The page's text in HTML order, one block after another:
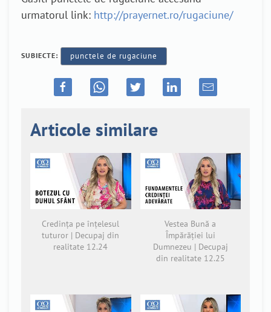
urmatorul link: http://prayernet.ro/rugaciune/
SUBIECTE: punctele de rugaciune
Articole similare
Credința pe înțelesul
tuturor | Decupaj din
realitate 12.24
Vestea Bună a
Împărăției lui
Dumnezeu | Decupaj
din realitate 12.25